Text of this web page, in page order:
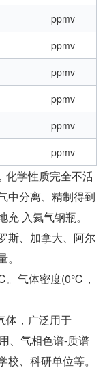
ppmv
ppmv
ppmv
ppmv
ppmv
ppmv
化学性质完全不活
中分离、精制得到
入氦气钢瓶。
斯、加拿大、阿尔
。气体密度(0℃，
体，广泛用于
、气相色谱-质谱
、科研单位等。